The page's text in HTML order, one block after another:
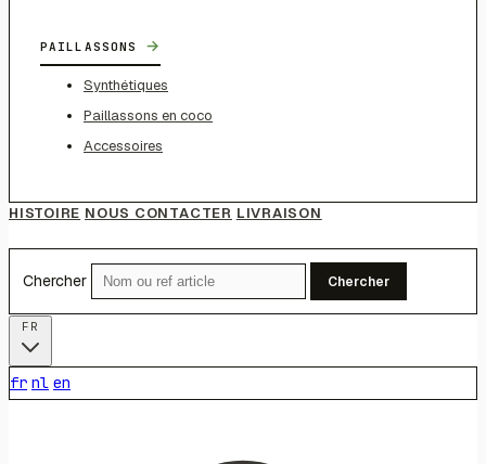
PAILLASSONS →
Synthétiques
Paillassons en coco
Accessoires
HISTOIRE NOUS CONTACTER LIVRAISON
Chercher Chercher
fr nl en